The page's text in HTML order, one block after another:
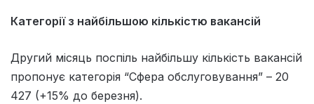
Категорії з найбільшою кількістю вакансій
Другий місяць поспіль найбільшу кількість вакансій
пропонує категорія “Сфера обслуговування” – 20
427 (+15% до березня).